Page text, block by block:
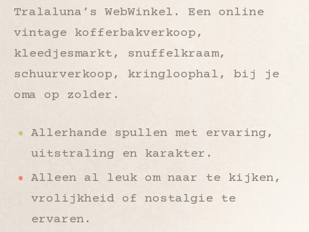
Tralaluna’s WebWinkel. Een online
vintage kofferbakverkoop,
kleedjesmarkt, snuffelkraam,
schuurverkoop, kringloophal, bij je
oma op zolder.
Allerhande spullen met ervaring,
uitstraling en karakter.
Alleen al leuk om naar te kijken,
vrolijkheid of nostalgie te
ervaren.